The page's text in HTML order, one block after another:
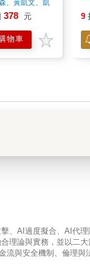
、黃凱文、凱
索托
著
378 元
物車
9
、AI過度擬合、AI代
理論與實務，並以二
與安全機制、倫理與
過循序漸進的解說，